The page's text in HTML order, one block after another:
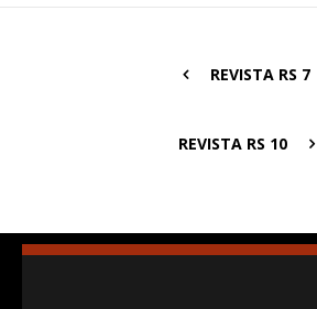
REVISTA RS 7
REVISTA RS 10